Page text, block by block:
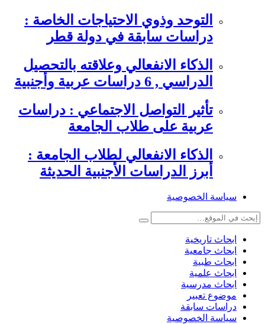
التوحد وذوي الاحتياجات الخاصة :
دراسات سابقة في دولة قطر
الذكاء الانفعالي وعلاقته بالتحصيل
الدراسي , 6 دراسات عربية وأجنبية
تأثير التواصل الاجتماعي : دراسات
عربية على طلاب الجامعة
الذكاء الانفعالي لطلاب الجامعة :
أبرز الدراسات الأجنبية الحديثة
سياسة الخصوصية
ابحاث تاريخية
ابحاث جامعية
ابحاث طبية
ابحاث علمية
ابحاث مدرسية
موضوع تعبير
دراسات سابقة
سياسة الخصوصية